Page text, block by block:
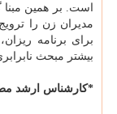
است. بر همین مبنا
مدیران زن را
برای برنامه
بیشتر مبحث
*كارشناس ارشد